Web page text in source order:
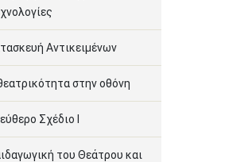
Αντικειμένων
στην οθόνη
Σχέδιο Ι
του Θεάτρου και